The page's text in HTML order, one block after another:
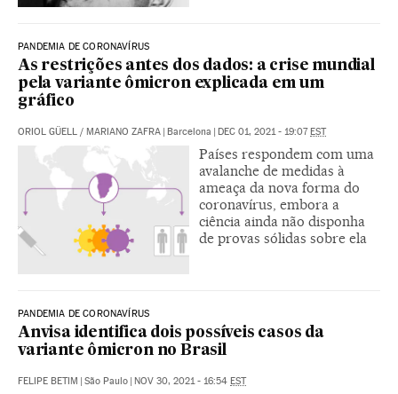
PANDEMIA DE CORONAVÍRUS
As restrições antes dos dados: a crise mundial
pela variante ômicron explicada em um
gráfico
ORIOL GÜELL / MARIANO ZAFRA Barcelona DEC 01, 2021 - 19:07 EST
Países respondem com uma
avalanche de medidas à
ameaça da nova forma do
coronavírus, embora a
ciência ainda não disponha
de provas sólidas sobre ela
PANDEMIA DE CORONAVÍRUS
Anvisa identifica dois possíveis casos da
variante ômicron no Brasil
FELIPE BETIM São Paulo NOV 30, 2021 - 16:54 EST